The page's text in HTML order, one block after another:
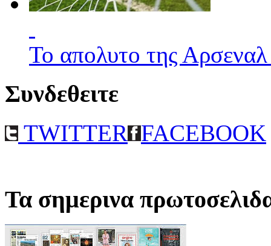
Το απολυτο της
Συνδεθειτε
TWITTER FACEBOOK
Τα σημερινα